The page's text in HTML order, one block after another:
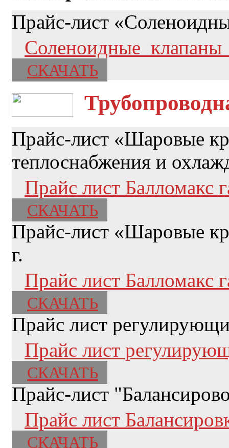
Прайс-лист
СКАЧАТЬ
Прайс-лист «Шаровые
теплоснабжения и
Прайс лист Балломакс
СКАЧАТЬ
Прайс-лист «Шаровые
г.
Прайс лист Балломакс
СКАЧАТЬ
Прайс лист
Прайс лист
СКАЧАТЬ
Прайс-лист
Прайс лист
СКАЧАТЬ